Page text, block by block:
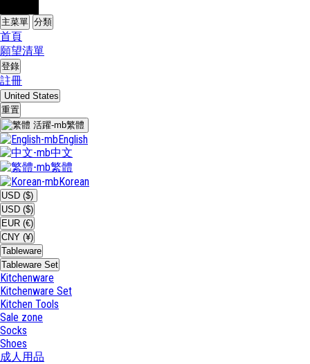
主菜單 分類
首頁
願望清單
登錄
註冊
United States
重置
繁體
English
中文
繁體
Korean
USD ($)
USD ($)
EUR (€)
CNY (¥)
Tableware
Tableware Set
Kitchenware
Kitchenware Set
Kitchen Tools
Sale zone
Socks
Shoes
成人用品